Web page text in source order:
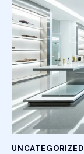
UNCATEGORIZED